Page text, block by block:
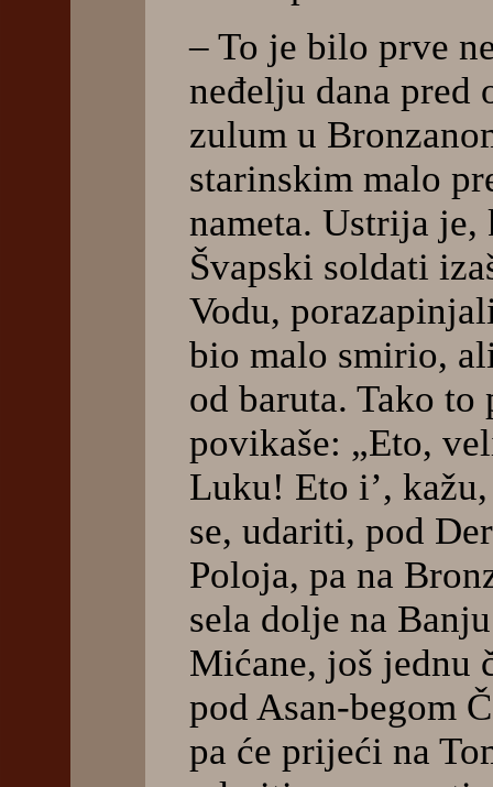
– To je bilo prve
neđelju dana pred
zulum u
starinskim malo
nameta. Ustrija je,
Švapski soldati
Vodu,
bio malo smirio,
od baruta. Tako
povikaše: „Eto,
Luku! Eto i’,
se, udariti, pod
Poloja, pa na
sela dolje na
Mićane, još jednu
pod Asan-begom
pa će prijeći na